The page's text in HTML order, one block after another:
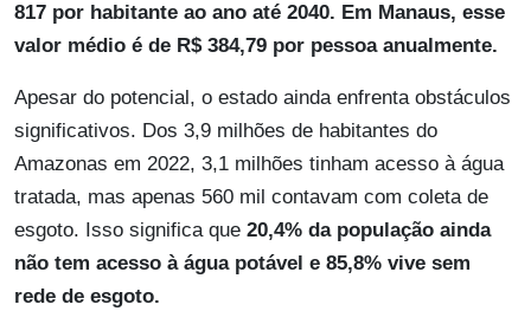
817 por habitante ao ano até 2040. Em Manaus, esse
valor médio é de R$ 384,79 por pessoa anualmente.
Apesar do potencial, o estado ainda enfrenta obstáculos
significativos. Dos 3,9 milhões de habitantes do
Amazonas em 2022, 3,1 milhões tinham acesso à água
tratada, mas apenas 560 mil contavam com coleta de
esgoto. Isso significa que 20,4% da população ainda
não tem acesso à água potável e 85,8% vive sem
rede de esgoto.